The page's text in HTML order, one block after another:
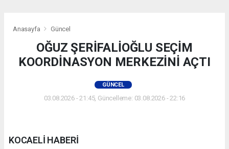
Anasayfa Güncel
OĞUZ ŞERİFALİOĞLU SEÇİM
KOORDİNASYON MERKEZİNİ AÇTI
GÜNCEL
03.08.2026 - 21:45, Güncelleme: 03.08.2026 - 22:16
KOCAELİ HABERİ